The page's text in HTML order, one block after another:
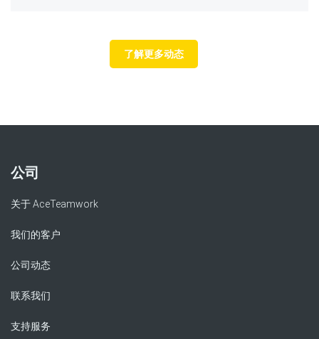
了解更多动态
公司
关于 AceTeamwork
我们的客户
公司动态
联系我们
支持服务